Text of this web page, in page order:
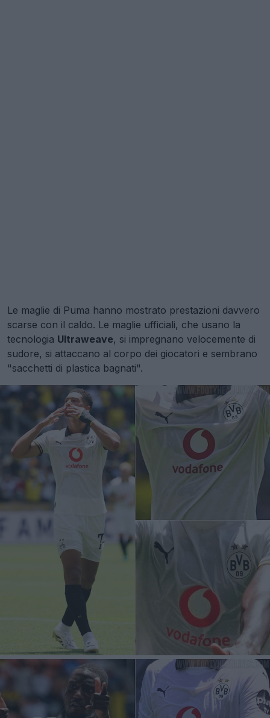
Le maglie di Puma hanno mostrato prestazioni davvero
scarse con il caldo. Le maglie ufficiali, che usano la
tecnologia Ultraweave, si impregnano velocemente di
sudore, si attaccano al corpo dei giocatori e sembrano
"sacchetti di plastica bagnati".